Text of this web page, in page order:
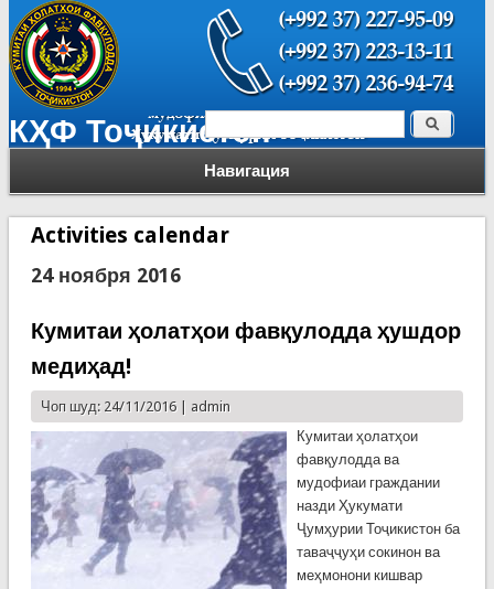
КҲФ Тоҷикистон
Навигация
Форма поиска Поиск
Activities calendar
24 ноября 2016
Кумитаи ҳолатҳои фавқулодда ҳушдор
медиҳад!
Чоп шуд: 24/11/2016 | admin
Кумитаи ҳолатҳои
фавқулодда ва
мудофиаи граждании
назди Ҳукумати
Ҷумҳурии Тоҷикистон ба
таваҷҷуҳи сокинон ва
меҳмонони кишвар